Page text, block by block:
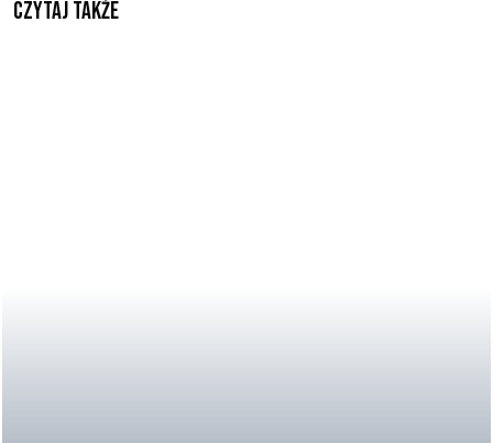
Czytaj także